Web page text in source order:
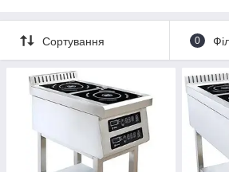
градусів.
лояльною вартості. При мимовільному
на конфорку вони не горять і не
склокерамічна поверхня не
Сортування 0